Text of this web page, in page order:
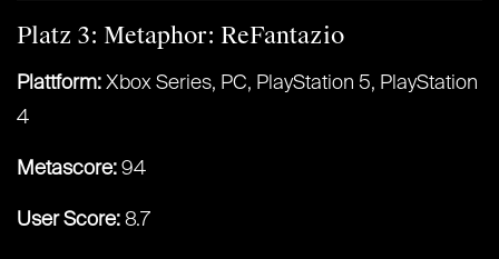
Platz 3: Metaphor: ReFantazio
Plattform: Xbox Series, PC, PlayStation 5, PlayStation
4
Metascore: 94
User Score: 8.7